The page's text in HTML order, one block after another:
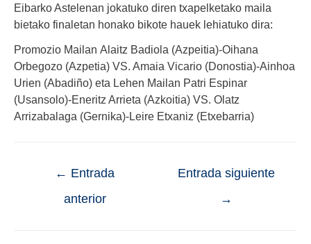
Eibarko Astelenan jokatuko diren txapelketako maila
bietako finaletan honako bikote hauek lehiatuko dira:
Promozio Mailan Alaitz Badiola (Azpeitia)-Oihana
Orbegozo (Azpetia) VS. Amaia Vicario (Donostia)-Ainhoa
Urien (Abadiño) eta Lehen Mailan Patri Espinar
(Usansolo)-Eneritz Arrieta (Azkoitia) VS. Olatz
Arrizabalaga (Gernika)-Leire Etxaniz (Etxebarria)
← Entrada
anterior
Entrada siguiente
→